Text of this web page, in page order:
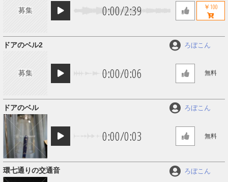
募集 0:00/2:39 ￥100
募集 0:00/0:06
ドアのベル2 ろぼこん
無料
0:00/0:03
ドアのベル ろぼこん
無料
環七通りの交通音 ろぼこん